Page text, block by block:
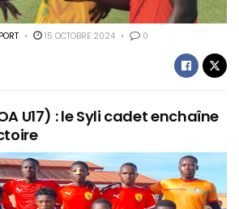
15 OCTOBRE 2024 0
U17) : le Syli cadet enchaîne